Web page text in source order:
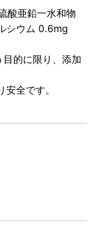
酸亜鉛一水和物
シウム 0.6mg
的に限り、添加
全です。